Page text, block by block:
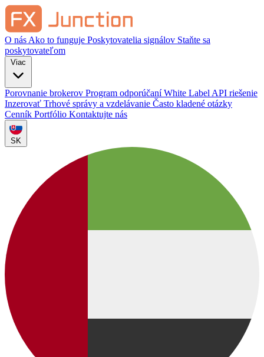
O nás Ako to funguje Poskytovatelia signálov Staňte sa
poskytovateľom
Porovnanie brokerov Program odporúčaníWhite Label API riešenie
Inzerovať Trhové správy a vzdelávanie Často kladené otázky
Cenník Portfólio Kontaktujte nás
SK